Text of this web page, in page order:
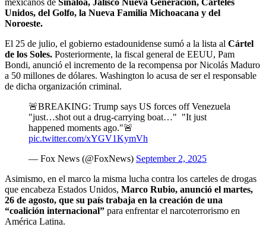
Unidos, del Golfo, la Nueva Familia Michoacana y del
Noroeste.
El 25 de julio, el gobierno estadounidense sumó a la lista al Cártel
de los Soles. Posteriormente, la fiscal general de EEUU, Pam
Bondi, anunció el incremento de la recompensa por Nicolás Maduro
a 50 millones de dólares. Washington lo acusa de ser el responsable
de dicha organización criminal.
🚨BREAKING: Trump says US forces off Venezuela
"just…shot out a drug-carrying boat…" "It just
happened moments ago."🚨
pic.twitter.com/xYGV1KymVh
— Fox News (@FoxNews) September 2, 2025
Asimismo, en el marco la misma lucha contra los carteles de drogas
que encabeza Estados Unidos, Marco Rubio, anunció el martes,
26 de agosto, que su país trabaja en la creación de una
“coalición internacional” para enfrentar el narcoterrorismo en
América Latina.